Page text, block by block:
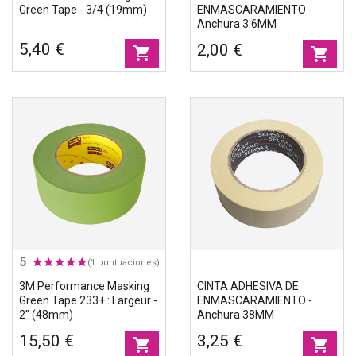
Green Tape - 3/4 (19mm)
5,40 € shopping_cart
ENMASCARAMIENTO -
Anchura 3.6MM
2,00 € shopping_cart
5 (1 puntuaciones)
3M Performance Masking
Green Tape 233+ : Largeur -
2" (48mm)
15,50 € shopping_cart
CINTA ADHESIVA DE
ENMASCARAMIENTO -
Anchura 38MM
3,25 € shopping_cart